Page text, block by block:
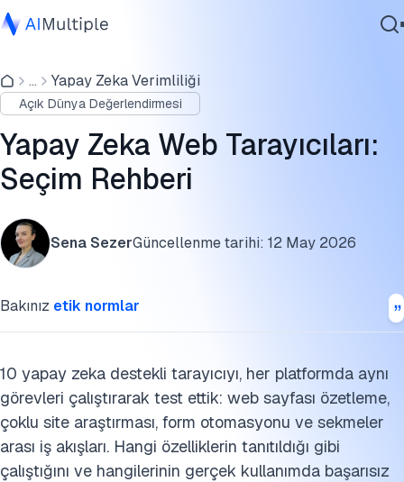
Ajanik Yapay Zeka
Siber güvenlik
Veri
Kurumsal Yazılım
Hizmetler
... Yapay Zeka Verimliliği
Açık Dünya Değerlendirmesi
Yapay Zeka Web Tarayıcıları:
Seçim Rehberi
Sena SezerGüncellenme tarihi: 12 May 2026
Bakınız etik normlar
10 yapay zeka destekli tarayıcıyı, her platformda aynı
görevleri çalıştırarak test ettik: web sayfası özetleme,
çoklu site araştırması, form otomasyonu ve sekmeler
arası iş akışları. Hangi özelliklerin tanıtıldığı gibi
çalıştığını ve hangilerinin gerçek kullanımda başarısız
Test Metodolojisi
Temel Arama Modelleri: Her Tarayıcının Gerçekte
Kullandığı
Harici Bağlantılar
Bu benchmarkı kaynak gösterin